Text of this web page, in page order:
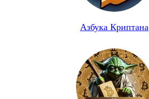
Азбука Криптана